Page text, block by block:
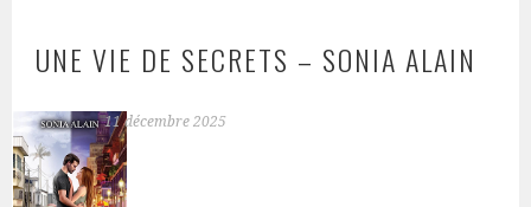
UNE VIE DE SECRETS – SONIA ALAIN
11 décembre 2025